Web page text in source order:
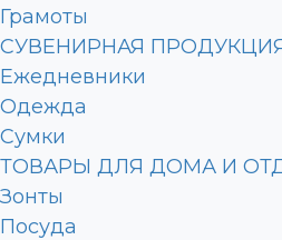
Грамоты
СУВЕНИРНАЯ
Ежедневники
Одежда
Сумки
ТОВАРЫ ДЛЯ ДОМА И
Зонты
Посуда